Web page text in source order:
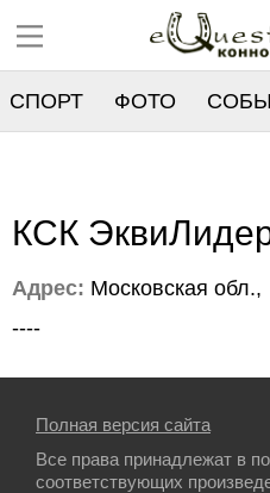
СПОРТ ФОТО
КСК
Адрес: Московская обл.,
----
Полная версия сайта
Все права принадлежат в
соответствующих